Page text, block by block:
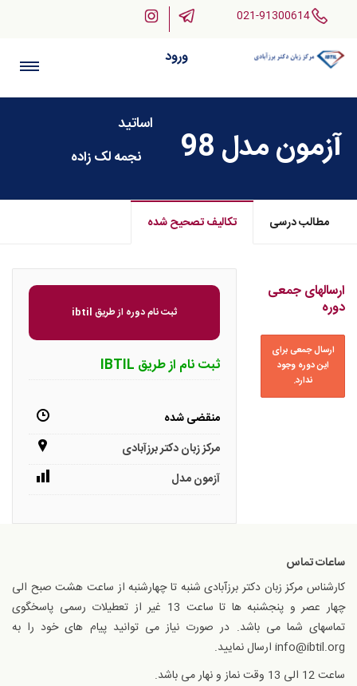
021-91300614
ورود
آزمون مدل 98
اساتید
نجمه لک زاده
مطالب درسی تکالیف تصحیح شده
ارسالهای جمعی
دوره
ارسال جمعی برای
این دوره وجود
ندارد.
ثبت نام دوره از طریق ibtil
ثبت نام از طریق IBTIL
منقضی شده
مرکز زبان دکتر برزآبادی
آزمون مدل
ساعات تماس
کارشناس مرکز زبان دکتر برزآبادی شنبه تا چهارشنبه از ساعت هشت صبح الی
چهار عصر و پنجشنبه ها تا ساعت 13 غیر از تعطیلات رسمی پاسخگوی
تماسهای شما می باشد. در صورت نیاز می توانید پیام های خود را به
info@ibtil.org ارسال نمایید.
ساعت 12 الی 13 وقت نماز و نهار می باشد.